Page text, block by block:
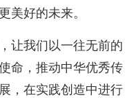
美好的未来。
让我们以一往无前的
命，推动中华优秀传
，在实践创造中进行